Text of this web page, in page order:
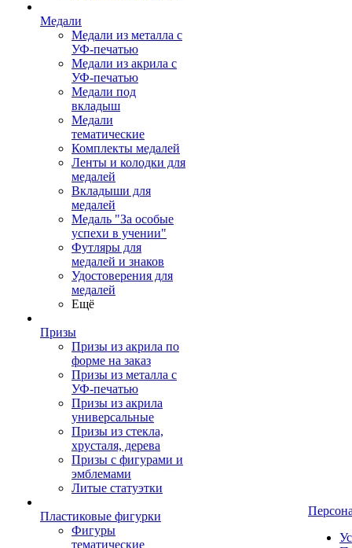
Медали
Медали из металла с
УФ-печатью
Медали из акрила с
УФ-печатью
Медали под
вкладыш
Медали
тематические
Комплекты медалей
Ленты и колодки для
медалей
Вкладыши для
медалей
Медаль "За особые
успехи в учении"
Футляры для
медалей и знаков
Удостоверения для
медалей
Ещё
Призы
Призы из акрила по
форме на заказ
Призы из металла с
УФ-печатью
Призы из акрила
универсальные
Призы из стекла,
хрусталя, дерева
Призы с фигурами и
эмблемами
Литые статуэтки
Пластиковые фигурки
Фигуры
тематические